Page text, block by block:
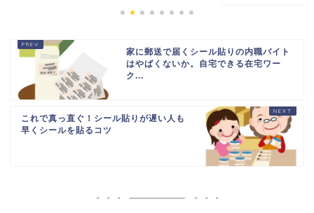
家に郵送で届くシール貼りの内職バイト
はやばくないか。自宅できる在宅ワー
ク...
これで真っ直ぐ！シール貼りが遅い人も
早くシールを貼るコツ